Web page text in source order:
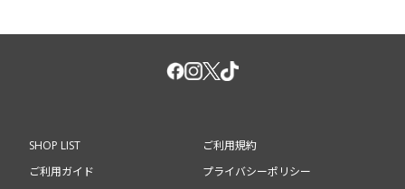
SHOP LIST
ご利用ガイド
ご利用規約
プライバシーポリシー